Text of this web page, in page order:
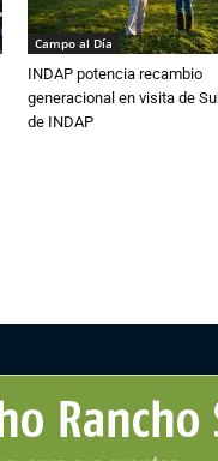
Campo al Día
INDAP potencia recambio
generacional en visita de
de INDAP